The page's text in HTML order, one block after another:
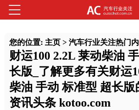
您的位置: 主页> 汽车行业关注热门
财运100 2.2L 莱动柴油
长版_了解更多有关财运
柴油 手动 标准型 超长版
资讯头条 kotoo.com